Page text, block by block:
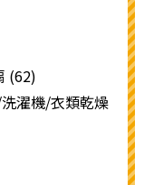
(62)
濯機/衣類乾燥